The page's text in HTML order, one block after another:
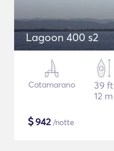
Lagoon 400 s2
Catamarano
39 ft
12 m
$942/notte